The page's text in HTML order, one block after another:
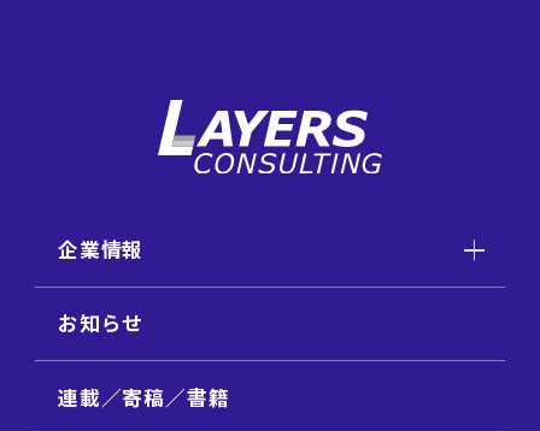
企業情報
お知らせ
連載／寄稿／書籍